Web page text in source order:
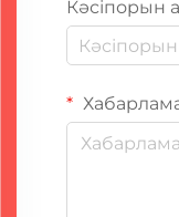
Кәсіпорын